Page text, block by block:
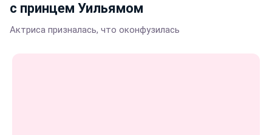
с принцем Уильямом
Актриса призналась, что оконфузилась